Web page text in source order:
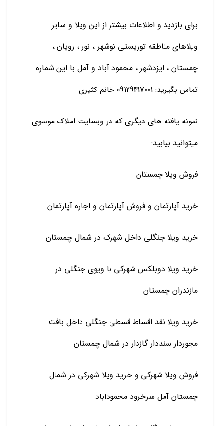
برای بازدید و اطلاعات بیشتر از این ویلا و سایر
ویلاهای مناطقه توریستی نوشهر ، نور ، رویان ،
چمستان ، ایزدشهر ، محمود آباد و آمل با این شماره
تماس بگیرید: 09129417001 خانم کثیری
نمونه یافته های دیگری که در وبسایت املاک موسوی
میتوانید بیابید:
فروش ویلا چمستان
خرید آپارتمان و فروش آپارتمان و اجاره آپارتمان
خرید ویلا جنگلی داخل شهرک در شمال چمستان
خرید ویلا دوبلکس شهرکی با ویوی جنگلی در
مازندران چمستان
خرید ویلا نقد اقساط قسطی جنگلی داخل بافت
مجوردار سنددار گازدار در شمال چمستان
فروش ویلا شهرکی و خرید ویلا شهرکی در شمال
چمستان آمل سرخرود محموداباد